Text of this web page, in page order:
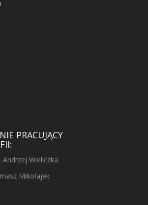
PRACUJĄCY
Andrzej Wieliczka
Mikołajek